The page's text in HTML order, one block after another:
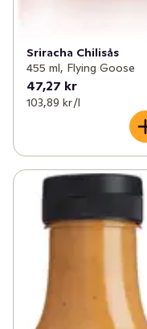
Sriracha Chilisås
455 ml, Flying Goose
47,27 kr
103,89 kr /l